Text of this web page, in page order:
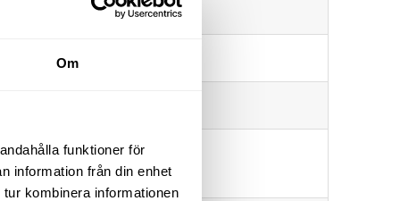
Om
funktioner för
information från din enhet
kombinera informationen
¾”-16UN
46 mm